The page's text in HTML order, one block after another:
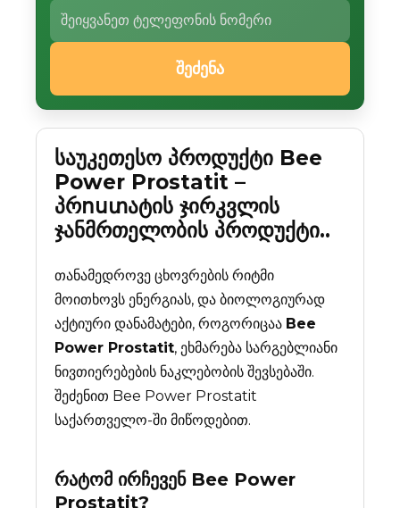
შეძენა
საუკეთესო პროდუქტი Bee
Power Prostatit –
პრոստატის ჯირკვლის
ჯანმრთელობის პროდუქტი..
თანამედროვე ცხოვრების რიტმი
მოითხოვს ენერგიას, და ბიოლოგიურად
აქტიური დანამატები, როგორიცაა Bee
Power Prostatit, ეხმარება სარგებლიანი
ნივთიერებების ნაკლებობის შევსებაში.
შეძენით Bee Power Prostatit
საქართველო-ში მიწოდებით.
რატომ ირჩევენ Bee Power
Prostatit?